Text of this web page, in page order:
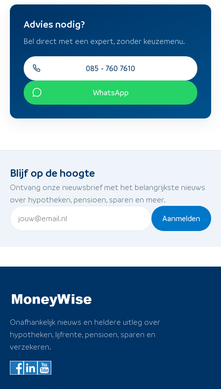
Advies nodig?
Bel direct met een expert, zonder keuzemenu.
085 - 760 7610
WhatsApp
Blijf op de hoogte
Ontvang onze nieuwsbrief met het belangrijkste nieuws
over hypotheken, pensioen, sparen en meer.
Aanmelden
Onafhankelijk nieuws en heldere uitleg over
hypotheken, lijfrente, pensioen, sparen en
verzekeren.